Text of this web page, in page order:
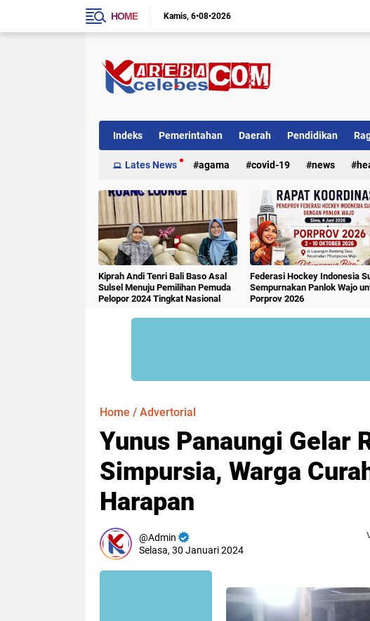
HOME Kamis 6•08•2026
Indeks Pemerintahan Daerah Pendidikan
Internasional Kriminal
Lates News agama covid-19 news
Kiprah Andi Tenri Bali Baso Asal
Sulsel Menuju Pemilihan Pemuda
Pelopor 2024 Tingkat Nasional
Federasi Hockey Indonesia
Sempurnakan Panlok Wajo
Porprov 2026
Home / Advertorial
Yunus Panaungi Gelar
Simpursia, Warga
Harapan
Admin
Selasa, 30 Januari 2024